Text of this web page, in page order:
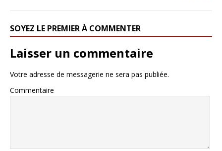
SOYEZ LE PREMIER À COMMENTER
Laisser un commentaire
Votre adresse de messagerie ne sera pas publiée.
Commentaire